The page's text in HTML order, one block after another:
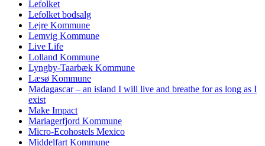
Lefolket
Lefolket bodsalg
Lejre Kommune
Lemvig Kommune
Live Life
Lolland Kommune
Lyngby-Taarbæk Kommune
Læsø Kommune
Madagascar – an island I will live and breathe for as long as I
exist
Make Impact
Mariagerfjord Kommune
Micro-Ecohostels Mexico
Middelfart Kommune